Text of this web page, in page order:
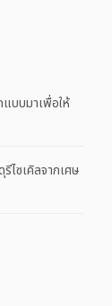
บบมาเพื่อให้
ไซเคิลจากเศษ